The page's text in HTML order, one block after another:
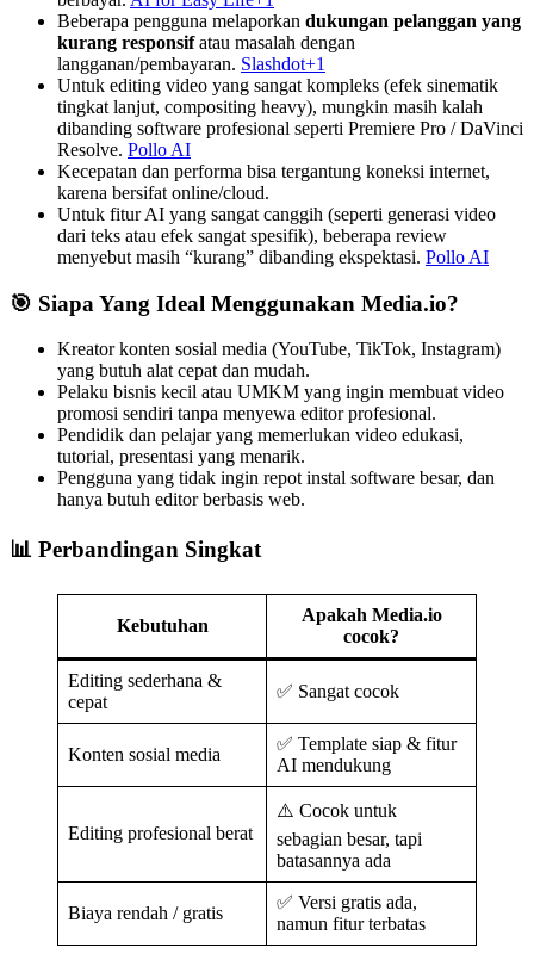
Beberapa pengguna melaporkan dukungan pelanggan yang
kurang responsifatau masalah dengan
langganan/pembayaran. Slashdot+1
Untuk editing video yang sangat kompleks (efek sinematik
tingkat lanjut, compositing heavy), mungkin masih kalah
dibanding software profesional seperti Premiere Pro / DaVinci
Resolve. Pollo AI
Kecepatan dan performa bisa tergantung koneksi internet,
karena bersifat online/cloud.
Untuk fitur AI yang sangat canggih (seperti generasi video
dari teks atau efek sangat spesifik), beberapa review
menyebut masih “kurang” dibanding ekspektasi. Pollo AI
🎯 Siapa Yang Ideal Menggunakan Media.io?
Kreator konten sosial media (YouTube, TikTok, Instagram)
yang butuh alat cepat dan mudah.
Pelaku bisnis kecil atau UMKM yang ingin membuat video
promosi sendiri tanpa menyewa editor profesional.
Pendidik dan pelajar yang memerlukan video edukasi,
tutorial, presentasi yang menarik.
Pengguna yang tidak ingin repot instal software besar, dan
hanya butuh editor berbasis web.
📊 Perbandingan Singkat
Kebutuhan
Apakah Media.io
cocok?
Editing sederhana &
cepat
✅ Sangat cocok
Konten sosial media
✅ Template siap & fitur
AI mendukung
Editing profesional berat
⚠️ Cocok untuk
sebagian besar, tapi
batasannya ada
Biaya rendah / gratis
✅ Versi gratis ada,
namun fitur terbatas